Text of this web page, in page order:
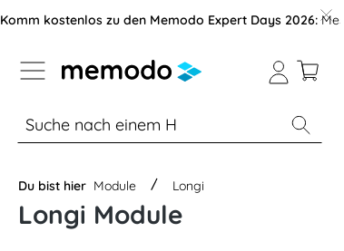
der B2B-Plattform springen
Komm kostenlos zu den Memodo Expert Days 2026:
% Sale Module Wechselrichter
Du bist hier Module Longi
Longi Module